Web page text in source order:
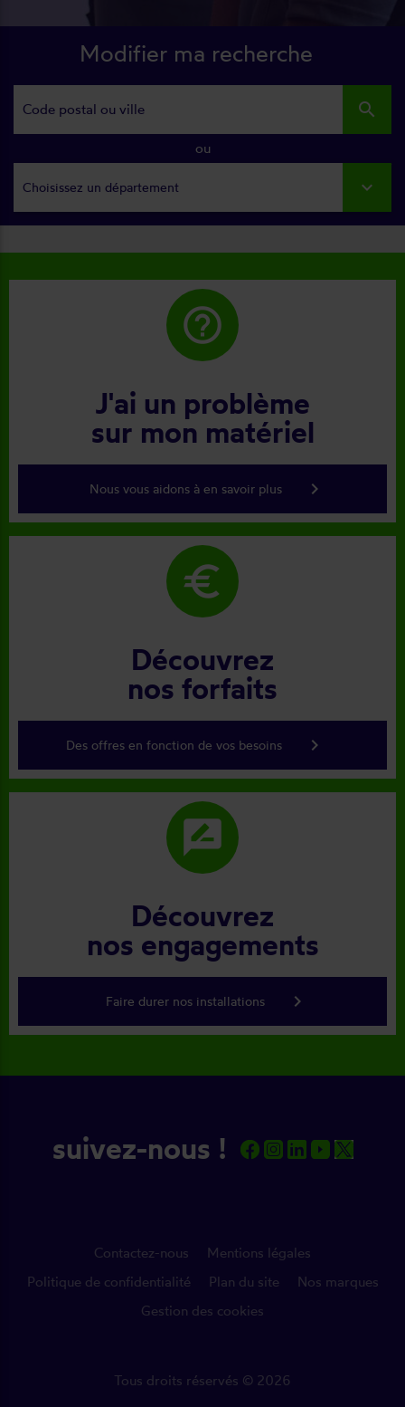
Modifier ma recherche
search
ou
Choisissez un département
help_outline
J'ai un problème
sur mon matériel
Nous vous aidons à en savoir plus keyboard_arrow_right
euro
Découvrez
nos forfaits
Des offres en fonction de vos besoins keyboard_arrow_right
rate_review
Découvrez
nos engagements
Faire durer nos installations keyboard_arrow_right
suivez-nous !
Contactez-nous
Mentions légales
Politique de confidentialité
Plan du site
Nos marques
Gestion des cookies
Tous droits réservés © 2026